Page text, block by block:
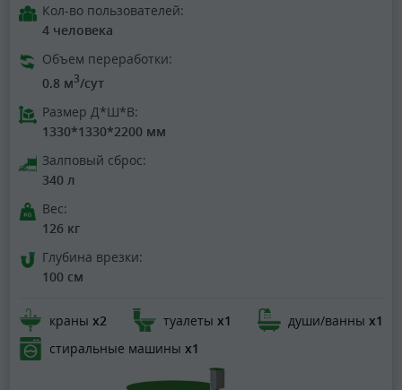
Кол-во пользователей:
4 человека
Объем переработки:
0.8 м3/сут
Размер Д*Ш*В:
1330*1330*2200 мм
Залповый сброс:
340 л
Вес:
126 кг
Глубина врезки:
100 см
краны х2 туалеты х1 души/ванны х1
стиральные машины х1